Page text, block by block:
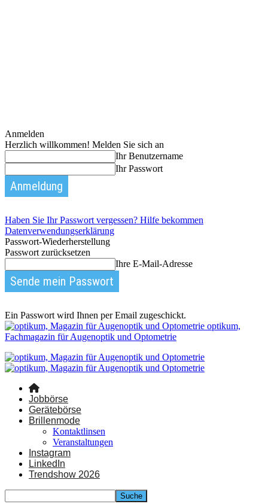
Anmelden
Herzlich willkommen! Melden Sie sich an
Ihr Benutzername
Ihr Passwort
Haben Sie Ihr Passwort vergessen? Hilfe bekommen
Datenverwendungserklärung
Passwort-Wiederherstellung
Passwort zurücksetzen
Ihre E-Mail-Adresse
Ein Passwort wird Ihnen per Email zugeschickt.
optikum,
Fachmagazin für Augenoptik und Optometrie
Jobbörse
Gerätebörse
Brillenmode
Kontaktlinsen
Veranstaltungen
Instagram
LinkedIn
Trendshow 2026